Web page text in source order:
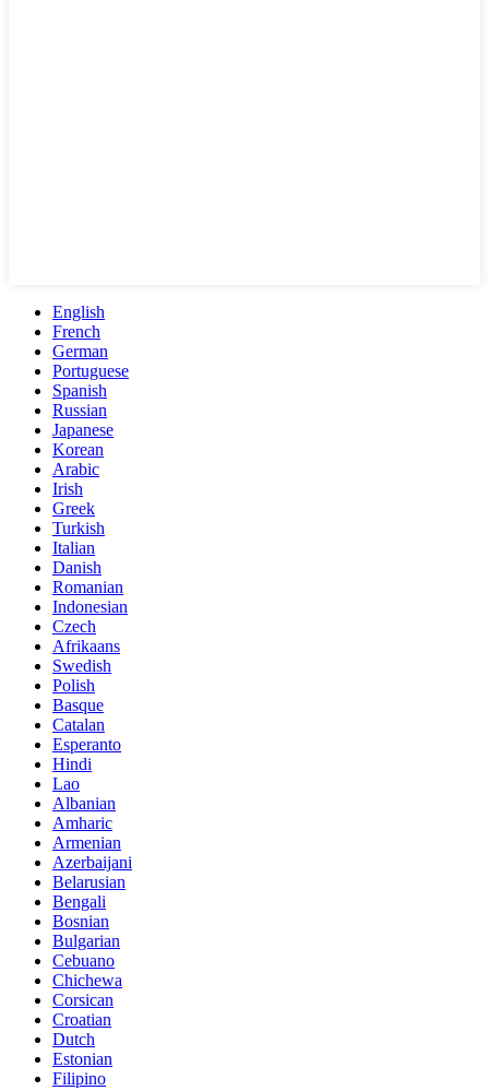
English
French
German
Portuguese
Spanish
Russian
Japanese
Korean
Arabic
Irish
Greek
Turkish
Italian
Danish
Romanian
Indonesian
Czech
Afrikaans
Swedish
Polish
Basque
Catalan
Esperanto
Hindi
Lao
Albanian
Amharic
Armenian
Azerbaijani
Belarusian
Bengali
Bosnian
Bulgarian
Cebuano
Chichewa
Corsican
Croatian
Dutch
Estonian
Filipino